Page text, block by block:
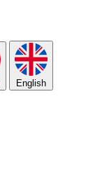
English